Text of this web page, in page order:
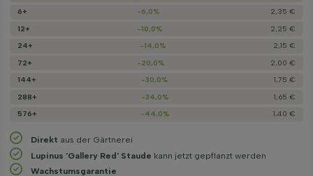
6+
-6,0%
2,35 €
12+
-10,0%
2,25 €
24+
-14,0%
2,15 €
72+
-20,0%
2,00 €
144+
-30,0%
1,75 €
288+
-34,0%
1,65 €
576+
-44,0% 1,40 €
Direkt aus der Gärtnerei
Lupinus 'Gallery Red' Staude kann jetzt gepflanzt werden
Wachstums­garantie